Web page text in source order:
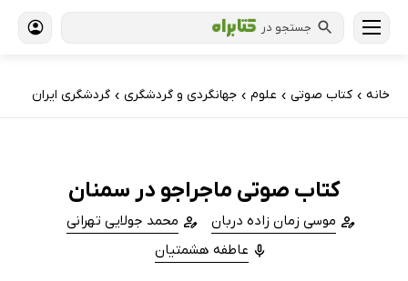
جستجو در
خانه › کتاب‌ صوتی › علوم › جهانگردی و گردشگری › گردشگری ایران
کتاب صوتی ماجراجو در سمنان
موسی زمان زاده دربان
محمد جولایی تهرانی
عاطفه هشمتیان